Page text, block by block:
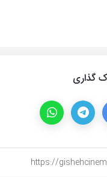
گذاری